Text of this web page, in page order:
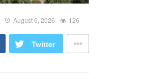
August 6, 2026 126
Twitter